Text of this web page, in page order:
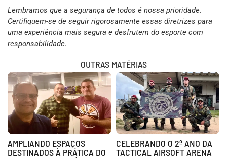
Lembramos que a segurança de todos é nossa prioridade.
Certifiquem-se de seguir rigorosamente essas diretrizes para
uma experiência mais segura e desfrutem do esporte com
responsabilidade.
OUTRAS MATÉRIAS
AMPLIANDO ESPAÇOS
DESTINADOS À PRÁTICA DO
CELEBRANDO O 2º ANO DA
TACTICAL AIRSOFT ARENA